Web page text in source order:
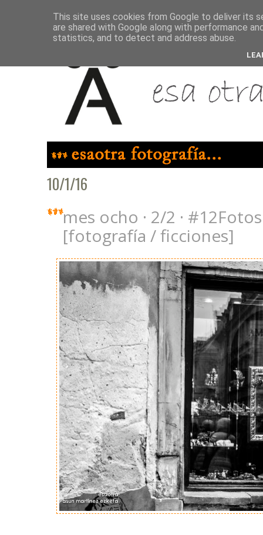
10/1/16
mes ocho · 2/2 ·
[fotografía / ficciones]
This site uses cookies from Google to deliver its
are shared with Google along with performance
statistics, and to detect and address abuse.